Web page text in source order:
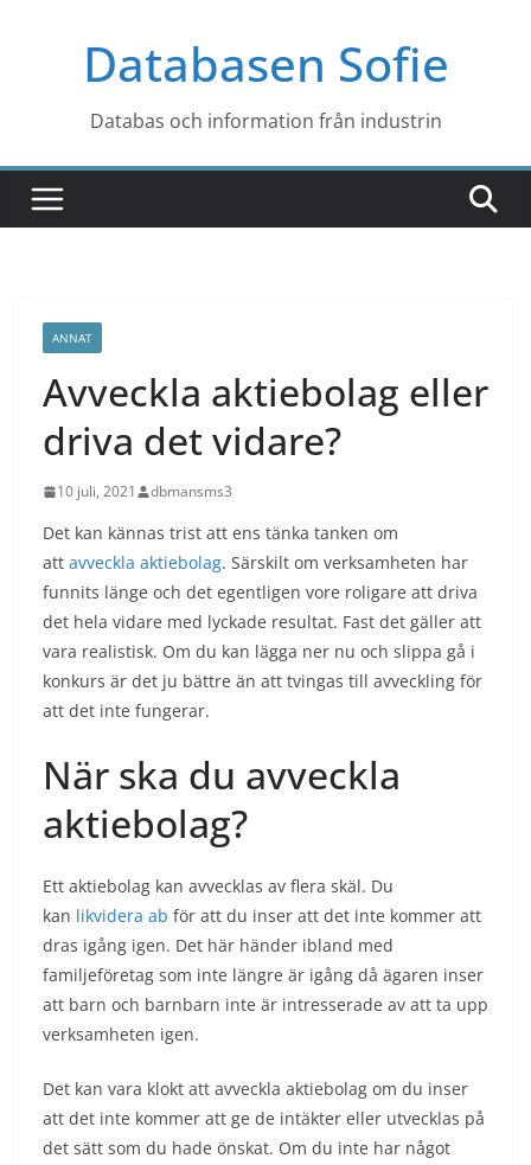
Databasen Sofie
Databas och information från industrin
ANNAT
Avveckla aktiebolag eller
driva det vidare?
10 juli, 2021 dbmansms3
Det kan kännas trist att ens tänka tanken om
att avveckla aktiebolag. Särskilt om verksamheten har
funnits länge och det egentligen vore roligare att driva
det hela vidare med lyckade resultat. Fast det gäller att
vara realistisk. Om du kan lägga ner nu och slippa gå i
konkurs är det ju bättre än att tvingas till avveckling för
att det inte fungerar.
När ska du avveckla
aktiebolag?
Ett aktiebolag kan avvecklas av flera skäl. Du
kan likvidera ab för att du inser att det inte kommer att
dras igång igen. Det här händer ibland med
familjeföretag som inte längre är igång då ägaren inser
att barn och barnbarn inte är intresserade av att ta upp
verksamheten igen.
Det kan vara klokt att avveckla aktiebolag om du inser
att det inte kommer att ge de intäkter eller utvecklas på
det sätt som du hade önskat. Om du inte har något